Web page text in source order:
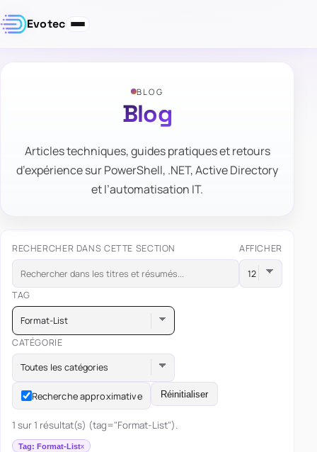
Evotec
BLOG
Blog
Articles techniques, guides pratiques et retours
d’expérience sur PowerShell, .NET, Active Directory
et l’automatisation IT.
RECHERCHER DANS CETTE SECTION AFFICHER
TAG
Format-List
CATÉGORIE
Toutes les catégories
Recherche approximative Réinitialiser
1 sur 1 résultat(s) (tag="Format-List").
Tag: Format-List